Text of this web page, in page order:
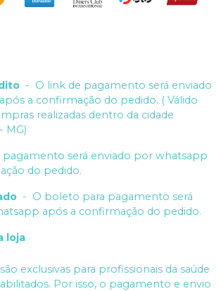
- O link de pagamento será enviado
a confirmação do pedido. ( Válido
realizadas dentro da cidade
MG)
pagamento será enviado por whatsapp
do pedido.
- O boleto para pagamento será
após a confirmação do pedido.
loja
exclusivas para profissionais da saúde
Por isso, o pagamento e envio